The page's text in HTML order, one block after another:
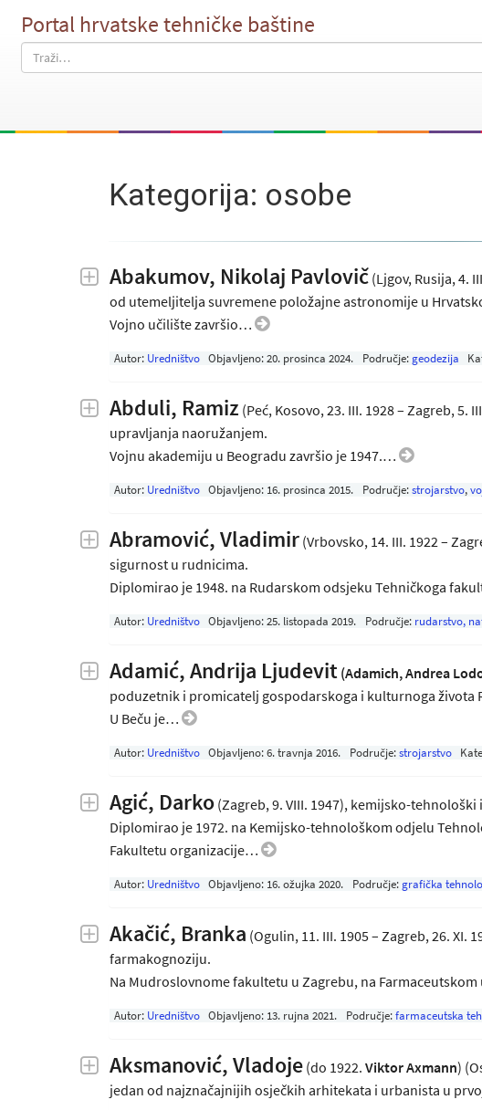
Portal hrvatske tehničke baštine
Kategorija: osobe
Abakumov, Nikolaj Pavlovič (Ljgov, Rusija, 4.
od utemeljitelja suvremene položajne astronomije u
Vojno učilište završio…
Autor: Uredništvo Objavljeno:20. prosinca 2024. Područje: geodezija
Abduli, Ramiz (Peć, Kosovo, 23. III. 1928 – Zagreb,
upravljanja naoružanjem.
Vojnu akademiju u Beogradu završio je 1947.…
Autor: Uredništvo Objavljeno: 16. prosinca 2015. Područje: strojarstvo,
Abramović, Vladimir (Vrbovsko, 14. III. 1922 –
sigurnost u rudnicima.
Diplomirao je 1948. na Rudarskom odsjeku Tehničkoga
Autor: Uredništvo Objavljeno:25. listopada 2019. Područje: rudarstvo,
Adamić, Andrija Ljudevit (Adamich, Andrea
poduzetnik i promicatelj gospodarskoga i kulturnoga života
U Beču je…
Autor: Uredništvo Objavljeno:6. travnja 2016. Područje: strojarstvo
Agić, Darko (Zagreb, 9. VIII. 1947), kemijsko-
Diplomirao je 1972. na Kemijsko-tehnološkom odjelu
Fakultetu organizacije…
Autor: Uredništvo Objavljeno: 16. ožujka 2020. Područje: grafička
Akačić, Branka (Ogulin, 11. III. 1905 – Zagreb, 26.
farmakognoziju.
Na Mudroslovnome fakultetu u Zagrebu, na
Autor: Uredništvo Objavljeno: 13. rujna 2021. Područje: farmaceutska
Aksmanović, Vladoje (do 1922. Viktor Axmann)
jedan od najznačajnijih osječkih arhitekata i urbanista u